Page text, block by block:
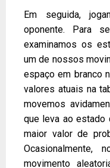
Em seguida,
oponente. Para
examinamos os
um de nossos
espaço em branco
valores atuais na
movemos
que leva ao estado
maior valor de
Ocasionalmente,
movimento